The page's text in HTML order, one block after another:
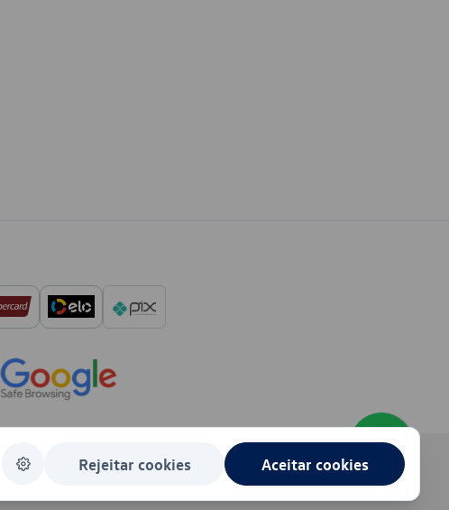
Rejeitar cookies Aceitar cookies